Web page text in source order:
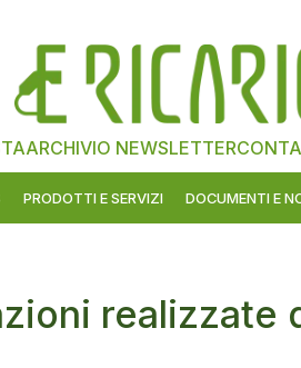
ARCHIVIO NEWSLETTER
PRODOTTI E SERVIZI DOCUMENTI E
realizzate